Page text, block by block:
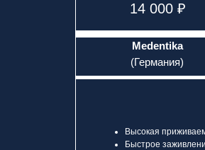
14 000 ₽
Medentika
(Германия)
Высокая
Быстрое